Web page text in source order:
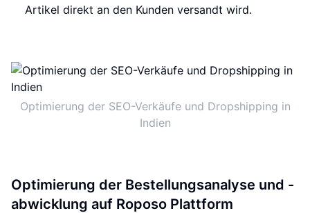
Artikel direkt an den Kunden versandt wird.
Optimierung der SEO-Verkäufe und Dropshipping in
Indien
Optimierung der Bestellungsanalyse und -
abwicklung auf Roposo Plattform